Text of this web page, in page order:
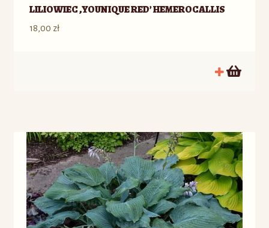
LILIOWIEC ‚YOUNIQUE RED’ HEMEROCALLIS
18,00 zł